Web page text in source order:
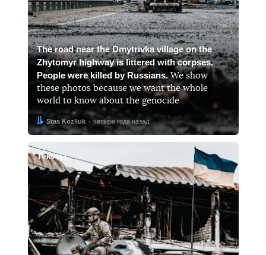
The road near the Dmytrivka village on the
Zhytomyr highway is littered with corpses.
People were killed by Russians.We show
these photos because we want the whole
world to know about the genocide
Автор:
Stas Kozliuk
Дата: четыре года назад
Тексты